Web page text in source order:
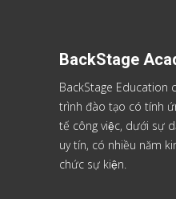
BackStage
BackStage Education
trình đào tạo có tính
tế công việc, dưới sự
uy tín, có nhiều năm
chức sự kiện.